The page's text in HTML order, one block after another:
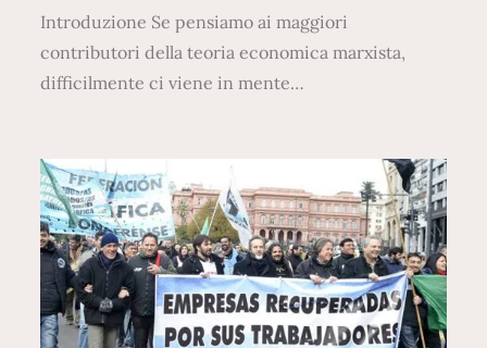
Introduzione Se pensiamo ai maggiori
contributori della teoria economica marxista,
difficilmente ci viene in mente…